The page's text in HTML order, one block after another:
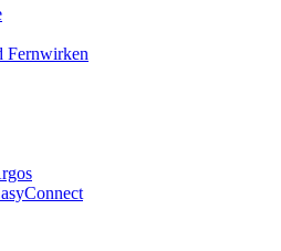
Fernwirken